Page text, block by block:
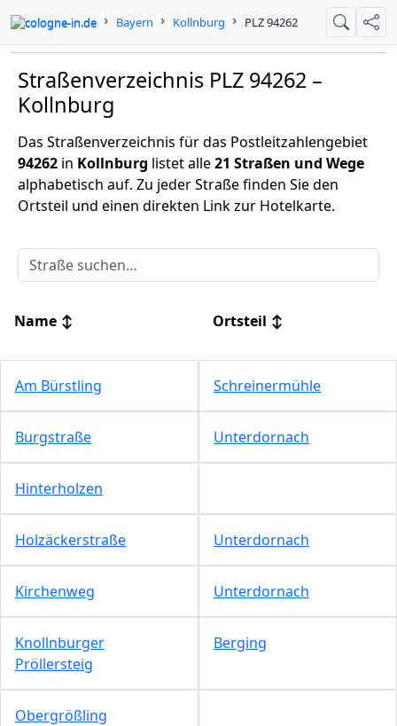
cologne-in.de Bayern Kollnburg PLZ 94262 Suche
Straßenverzeichnis PLZ 94262 –
Kollnburg
Das Straßenverzeichnis für das Postleitzahlengebiet
94262 in Kollnburg listet alle21 Straßen und Wege
alphabetisch auf. Zu jeder Straße finden Sie den
Ortsteil und einen direkten Link zur Hotelkarte.
Name ↕ Ortsteil ↕
Am Bürstling Schreinermühle
Burgstraße Unterdornach
Hinterholzen
Holzäckerstraße Unterdornach
Kirchenweg Unterdornach
Knollnburger
Pröllersteig
Berging
Obergrößling